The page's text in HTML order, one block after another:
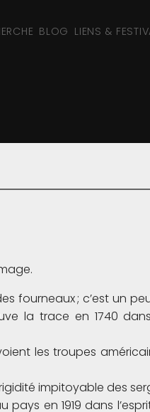
BLOG LIENS &
fourneaux ; c’est un
la trace en 1740
les troupes
impitoyable des
pays en 1919 dans